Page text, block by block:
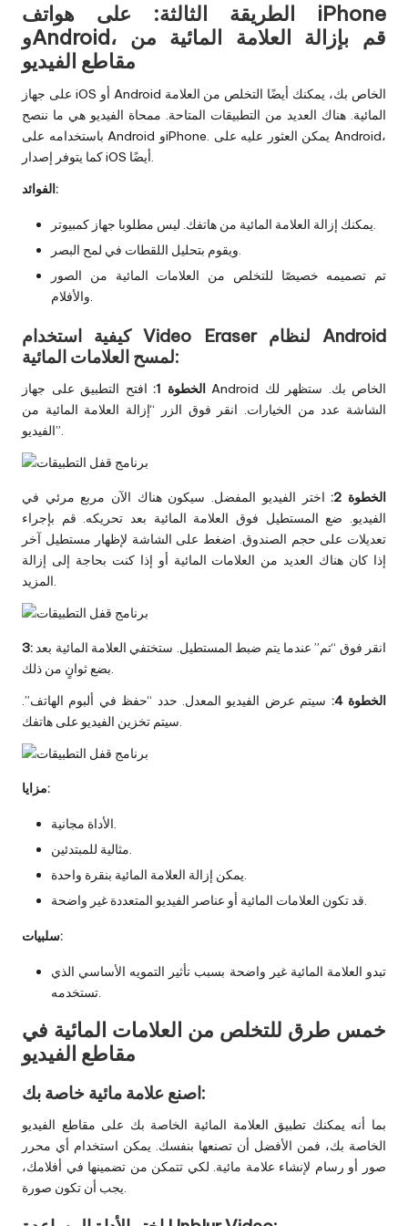
الطريقة الثالثة: على هواتف iPhone
وAndroid، قم بإزالة العلامة المائية من
مقاطع الفيديو
على جهاز iOS أو Android الخاص بك، يمكنك أيضًا التخلص من العلامة
المائية. هناك العديد من التطبيقات المتاحة. ممحاة الفيديو هي ما ننصح
باستخدامه على Android وiPhone. يمكن العثور عليه على Android،
كما يتوفر إصدار iOS أيضًا.
الفوائد:
يمكنك إزالة العلامة المائية من هاتفك. ليس مطلوبا جهاز كمبيوتر.
ويقوم بتحليل اللقطات في لمح البصر.
تم تصميمه خصيصًا للتخلص من العلامات المائية من الصور
والأفلام.
كيفية استخدام Video Eraser لنظام Android
لمسح العلامات المائية:
الخطوة 1:
افتح التطبيق على جهاز Android الخاص بك. ستظهر لك
الشاشة عدد من الخيارات. انقر فوق الزر “إزالة العلامة المائية من
الفيديو”.
الخطوة 2:
اختر الفيديو المفضل. سيكون هناك الآن مربع مرئي في
الفيديو. ضع المستطيل فوق العلامة المائية بعد تحريكه. قم بإجراء
تعديلات على حجم الصندوق. اضغط على الشاشة لإظهار مستطيل آخر
إذا كان هناك العديد من العلامات المائية أو إذا كنت بحاجة إلى إزالة
المزيد.
3:انقر فوق “تم” عندما يتم ضبط المستطيل. ستختفي العلامة المائية بعد
بضع ثوانٍ من ذلك.
الخطوة 4:
سيتم عرض الفيديو المعدل. حدد “حفظ في ألبوم الهاتف”.
سيتم تخزين الفيديو على هاتفك.
مزايا:
الأداة مجانية.
مثالية للمبتدئين.
يمكن إزالة العلامة المائية بنقرة واحدة.
قد تكون العلامات المائية أو عناصر الفيديو المتعددة غير واضحة.
سلبيات:
تبدو العلامة المائية غير واضحة بسبب تأثير التمويه الأساسي الذي
تستخدمه.
خمس طرق للتخلص من العلامات المائية في
مقاطع الفيديو
اصنع علامة مائية خاصة بك:
بما أنه يمكنك تطبيق العلامة المائية الخاصة بك على مقاطع الفيديو
الخاصة بك، فمن الأفضل أن تصنعها بنفسك. يمكن استخدام أي محرر
صور أو رسام لإنشاء علامة مائية. لكي تتمكن من تضمينها في أفلامك،
يجب أن تكون صورة.